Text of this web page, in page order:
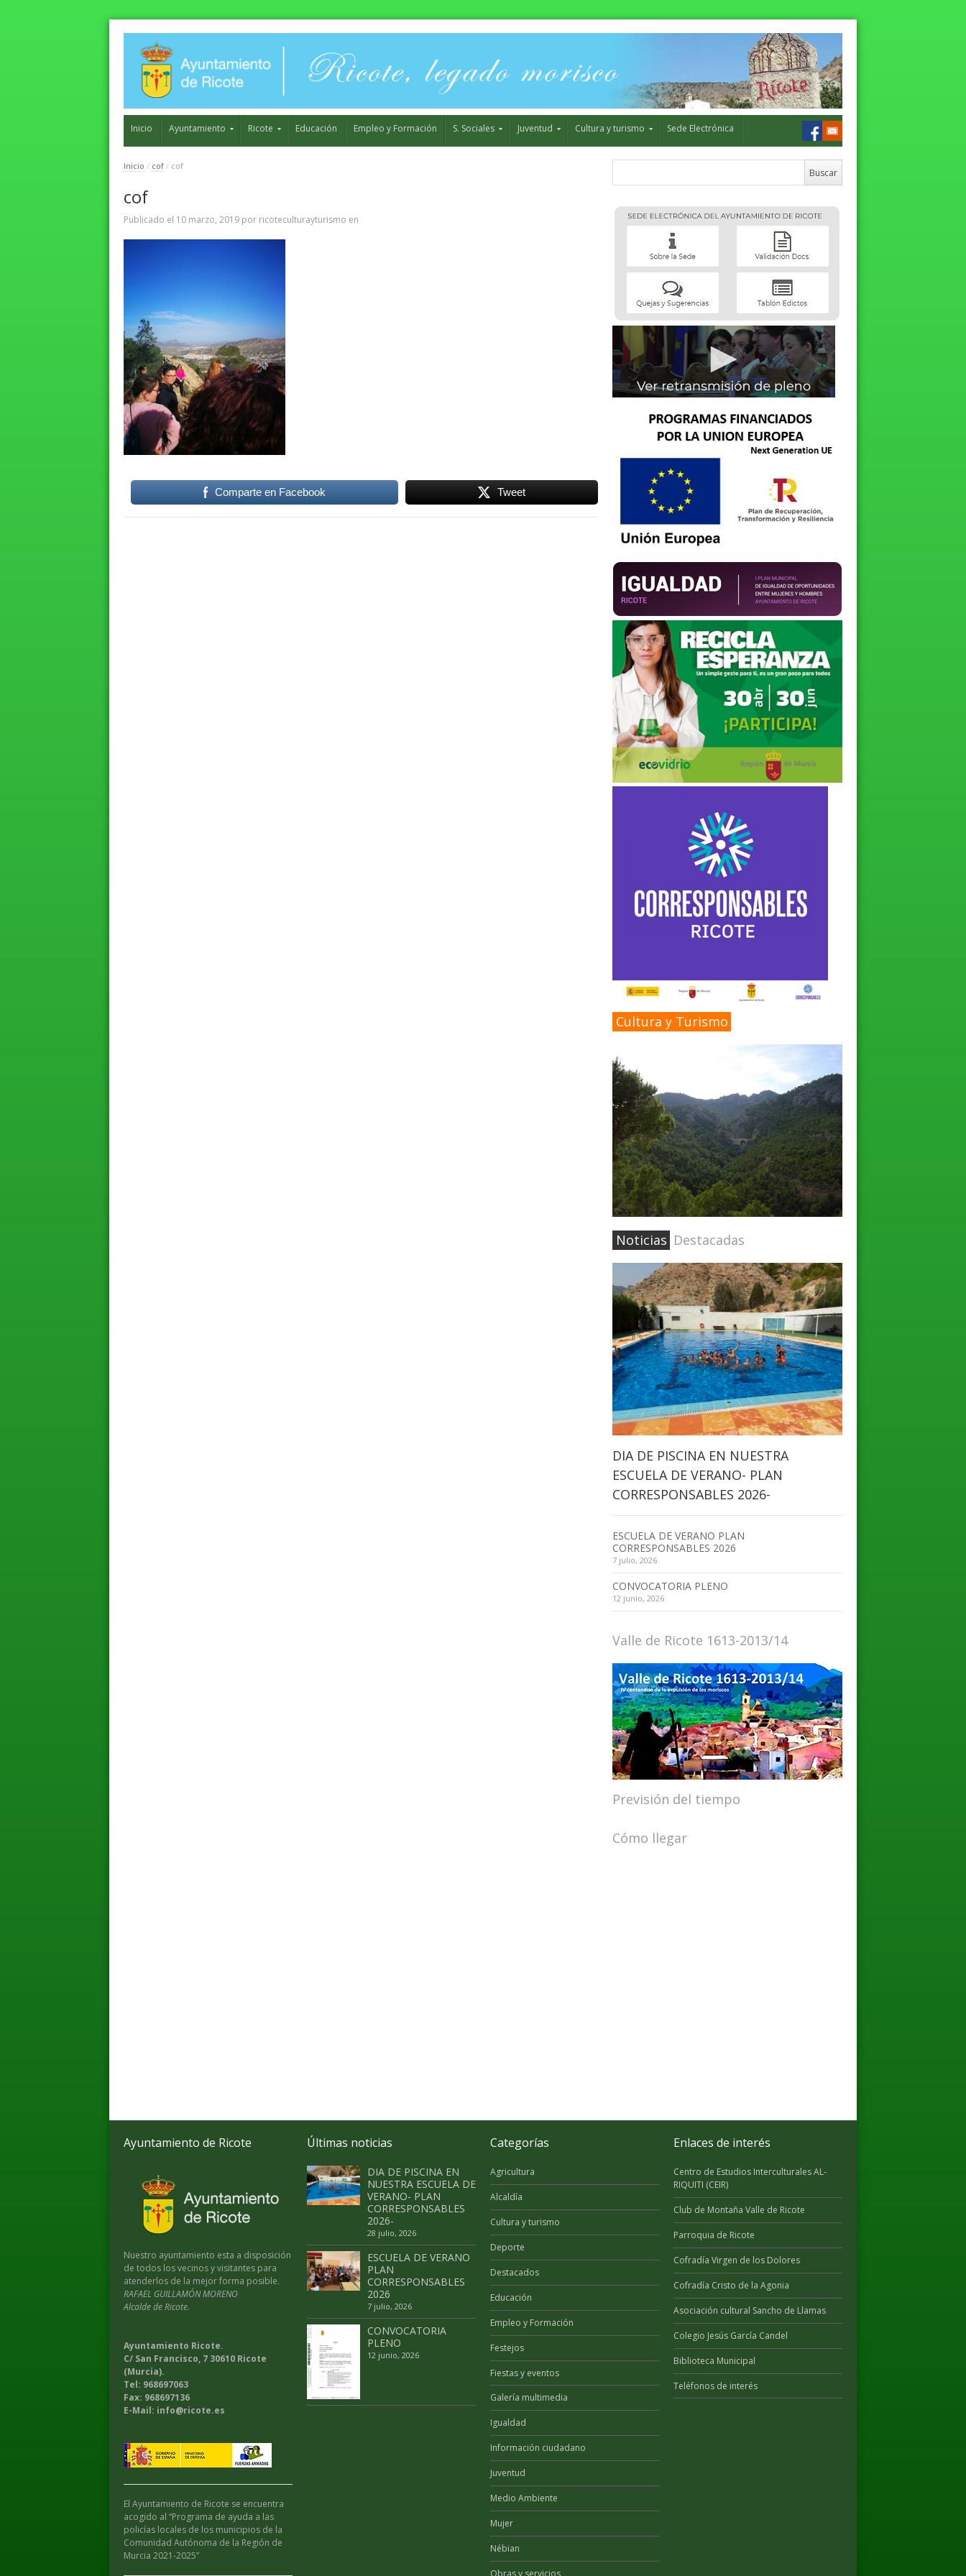
Inicio Ayuntamiento Ricote Educación Empleo y Formación S. Sociales Juventud Cultura y turismo Sede Electrónica
Inicio / cof / cof
cof
Publicado el 10 marzo, 2019 por ricoteculturayturismo en
Comparte en Facebook Tweet
Cultura y Turismo
Noticias Destacadas
DIA DE PISCINA EN NUESTRA
ESCUELA DE VERANO- PLAN
CORRESPONSABLES 2026-
ESCUELA DE VERANO PLAN
CORRESPONSABLES 2026
7 julio, 2026
CONVOCATORIA PLENO
12 junio, 2026
Valle de Ricote 1613-2013/14
Previsión del tiempo
Cómo llegar
Ayuntamiento de Ricote
Nuestro ayuntamiento esta a disposición
de todos los vecinos y visitantes para
atenderlos de la mejor forma posible.
RAFAEL GUILLAMÓN MORENO
Alcalde de Ricote.
Ayuntamiento Ricote.
C/ San Francisco, 7 30610 Ricote
(Murcia).
Tel: 968697063
Fax: 968697136
E-Mail: info@ricote.es
El Ayuntamiento de Ricote se encuentra
acogido al “Programa de ayuda a las
policías locales de los municipios de la
Comunidad Autónoma de la Región de
Murcia 2021-2025”
Últimas noticias
DIA DE PISCINA EN
NUESTRA ESCUELA DE
VERANO- PLAN
CORRESPONSABLES
2026-
28 julio, 2026
ESCUELA DE VERANO
PLAN
CORRESPONSABLES
2026
7 julio, 2026
CONVOCATORIA
PLENO
12 junio, 2026
Categorías
Agricultura
Alcaldía
Cultura y turismo
Deporte
Destacados
Educación
Empleo y Formación
Festejos
Fiestas y eventos
Galería multimedia
Igualdad
Información ciudadano
Juventud
Medio Ambiente
Mujer
Nébian
Enlaces de interés
Centro de Estudios Interculturales AL-
RIQUITI (CEIR)
Club de Montaña Valle de Ricote
Parroquia de Ricote
Cofradía Virgen de los Dolores
Cofradía Cristo de la Agonia
Asociación cultural Sancho de Llamas
Colegio Jesús García Candel
Biblioteca Municipal
Teléfonos de interés